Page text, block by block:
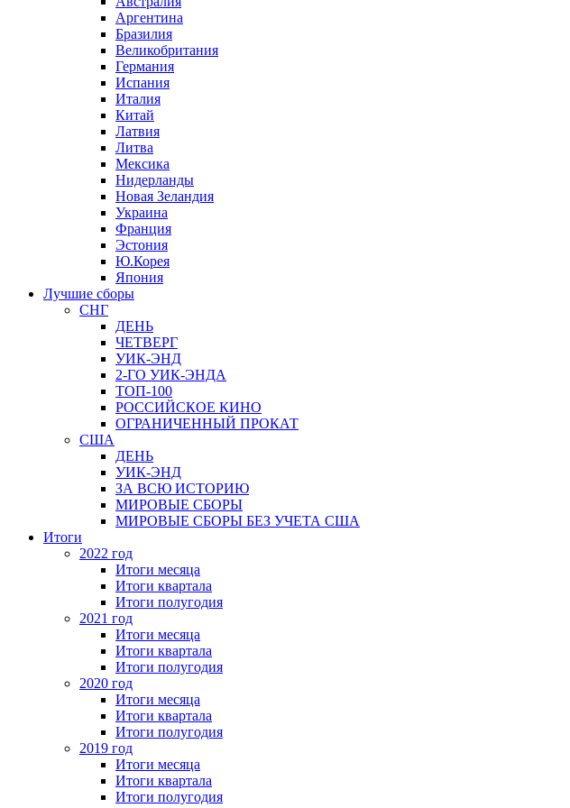
Аргентина
Бразилия
Великобритания
Германия
Испания
Италия
Китай
Латвия
Литва
Мексика
Нидерланды
Новая Зеландия
Украина
Франция
Эстония
Ю.Корея
Япония
Лучшие сборы
СНГ
ДЕНЬ
ЧЕТВЕРГ
УИК-ЭНД
2-ГО УИК-ЭНДА
ТОП-100
РОССИЙСКОЕ КИНО
ОГРАНИЧЕННЫЙ ПРОКАТ
США
ДЕНЬ
УИК-ЭНД
ЗА ВСЮ ИСТОРИЮ
МИРОВЫЕ СБОРЫ
МИРОВЫЕ СБОРЫ БЕЗ УЧЕТА США
Итоги
2022 год
Итоги месяца
Итоги квартала
Итоги полугодия
2021 год
Итоги месяца
Итоги квартала
Итоги полугодия
2020 год
Итоги месяца
Итоги квартала
Итоги полугодия
2019 год
Итоги месяца
Итоги квартала
Итоги полугодия